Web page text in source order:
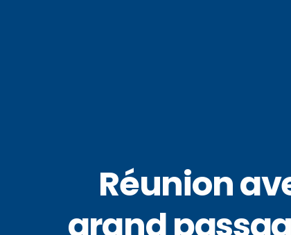
Réunion
grand